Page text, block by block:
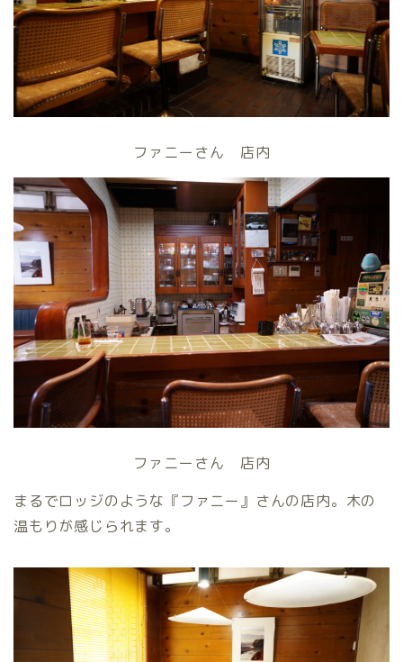
ファニーさん 店内
ファニーさん 店内
まるでロッジのような『ファニー』さんの店内。木の
温もりが感じられます。